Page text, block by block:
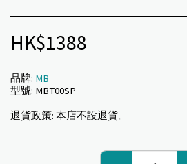
HK$1388
品牌: MB
型號: MBT00SP
退貨政策: 本店不設退貨。